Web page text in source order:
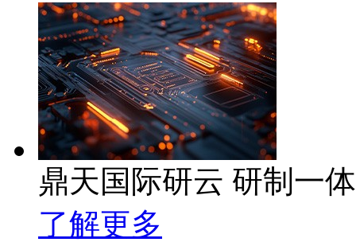
鼎天国际研云 研制一
了解更多